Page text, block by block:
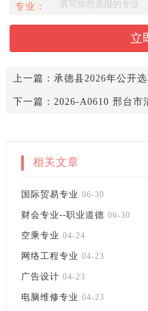
专业：
上一篇： 承德县2026年公开
下一篇： 2026-A0610 邢台市
相关文章
国际贸易专业 06-30
财会专业--职业道德 06-30
空乘专业 04-24
网络工程专业 04-23
广告设计 04-23
电脑维修专业 04-23